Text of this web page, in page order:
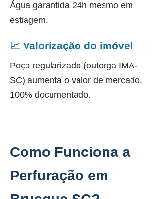
Água garantida 24h mesmo em
estiagem.
📈 Valorização do imóvel
Poço regularizado (outorga IMA-
SC) aumenta o valor de mercado.
100% documentado.
Como Funciona a
Perfuração em